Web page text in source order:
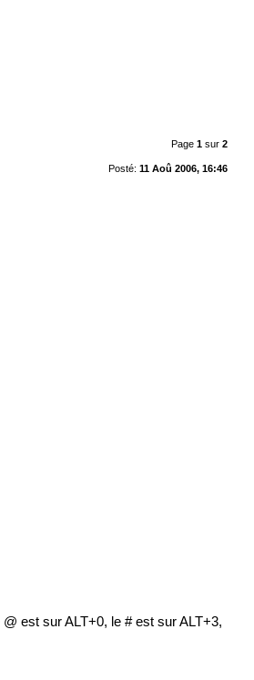
Page 1sur 2
Posté: 11 Aoû 2006, 16:46
est sur ALT+0, le # est sur ALT+3,